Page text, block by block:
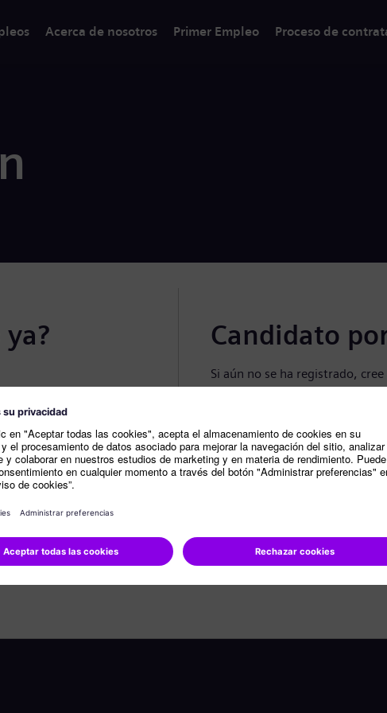
Acerca de nosotros Primer Empleo Proceso de
Candidato
Si aún no se ha registrado,